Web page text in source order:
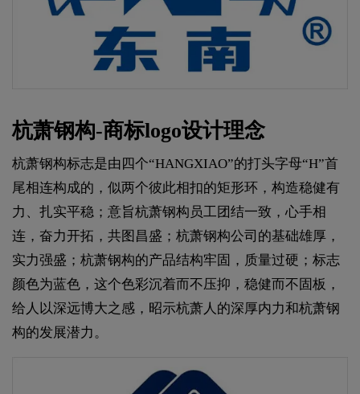
杭萧钢构-商标logo设计理念
杭萧钢构标志是由四个“HANGXIAO”的打头字母“H”首
尾相连构成的，似两个彼此相扣的矩形环，构造稳健有
力、扎实平稳；意旨杭萧钢构员工团结一致，心手相
连，奋力开拓，共图昌盛；杭萧钢构公司的基础雄厚，
实力强盛；杭萧钢构的产品结构牢固，质量过硬；标志
颜色为蓝色，这个色彩沉着而不压抑，稳健而不固板，
给人以深远博大之感，昭示杭萧人的深厚内力和杭萧钢
构的发展潜力。